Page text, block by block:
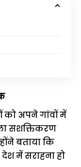
को अपने गांवों में
सशक्तिकरण
बताया कि
में सराहना हो